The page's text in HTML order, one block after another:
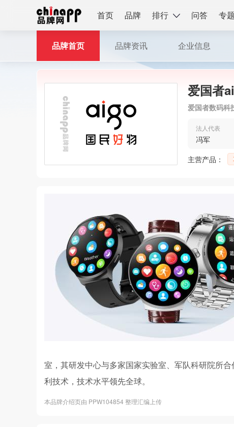
首页 品牌 排行 问答 专题
爱国者
爱国者数码科
法人代表
冯军
主营产品：
品牌首页 品牌资讯 企业信息
室，其研发中心与多家国家实验室、军队科研院所
利技术，技术水平领先全球。
本品牌介绍页由 PPW104854 整理汇编上传